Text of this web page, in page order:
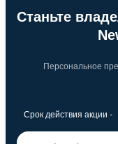
Станьте
Персональное
Срок действия акции -